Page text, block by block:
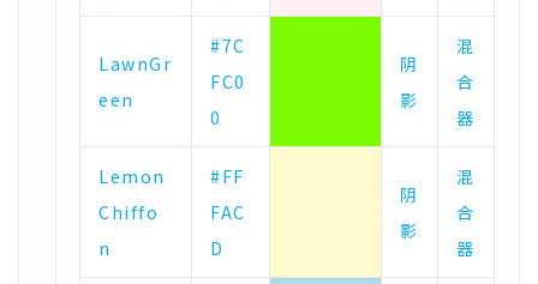
LawnGr
een
#7C
FC0
0
阴
影
混
合
器
Lemon
Chiffo
n
#FF
FAC
D
阴
影
混
合
器